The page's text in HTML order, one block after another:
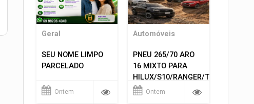
Geral
SEU NOME LIMPO
PARCELADO
Ontem
Automóveis
PNEU 265/70 ARO
16 MIXTO PARA
HILUX/S10/RANGER/TRITON
ETC... MONTAGEM
Ontem